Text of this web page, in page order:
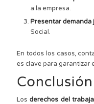
a la empresa.
Presentar demanda
Social.
En todos los casos,
es clave para garantizar
Conclusión
Losderechos del